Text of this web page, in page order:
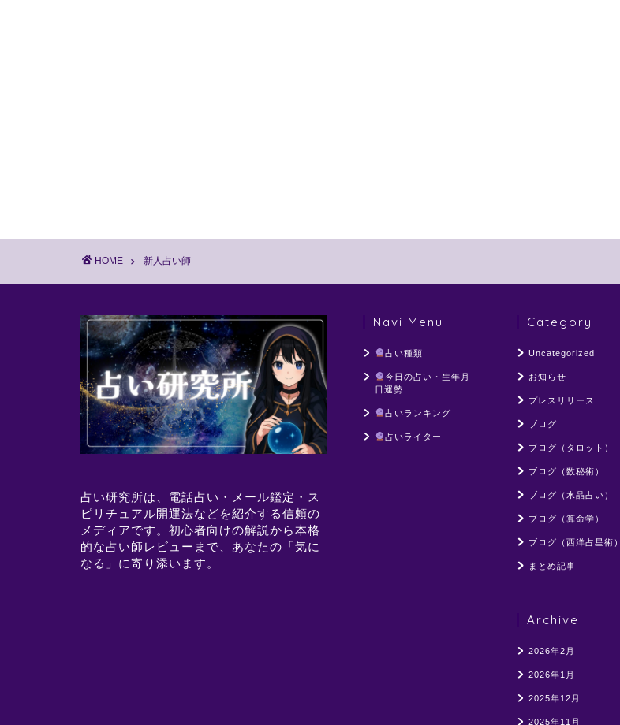
HOME 新人占い師
占い研究所は、電話占い・メール鑑定・ス
ピリチュアル開運法などを紹介する信頼の
メディアです。初心者向けの解説から本格
的な占い師レビューまで、あなたの「気に
なる」に寄り添います。
Navi Menu
占い種類
今日の占い・生年月
日運勢
占いランキング
占いライター
Category
Uncategorized
お知らせ
プレスリリース
ブログ
ブログ（タロット）
ブログ（数秘術）
ブログ（水晶占い）
ブログ（算命学）
ブログ（西洋占星術）
まとめ記事
Archive
2026年2月
2026年1月
2025年12月
2025年11月